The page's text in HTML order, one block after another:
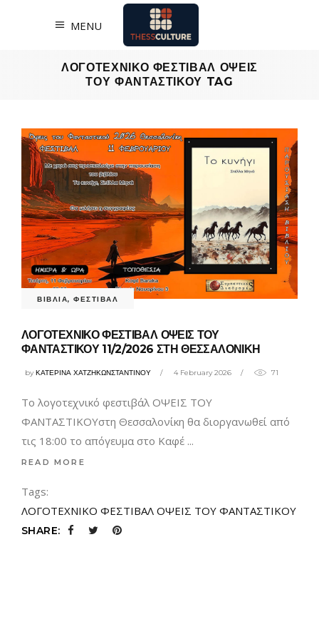
MENU
ΛΟΓΟΤΕΧΝΙΚΟ ΦΕΣΤΙΒΑΛ ΟΨΕΙΣ
ΤΟΥ ΦΑΝΤΑΣΤΙΚΟΥ TAG
ΒΙΒΛΙΑ, ΦΕΣΤΙΒΑΛ
ΛΟΓΟΤΕΧΝΙΚΟ ΦΕΣΤΙΒΑΛ ΟΨΕΙΣ ΤΟΥ
ΦΑΝΤΑΣΤΙΚΟΥ 11/2/2026 ΣΤΗ ΘΕΣΣΑΛΟΝΙΚΗ
byΚΑΤΕΡΙΝΑ ΧΑΤΖΗΚΩΝΣΤΑΝΤΙΝΟΥ 4 February 2026 71
Το λογοτεχνικό φεστιβάλ ΟΨΕΙΣ ΤΟΥ
ΦΑΝΤΑΣΤΙΚΟΥστη Θεσσαλονίκη θα διοργανωθεί από
τις 18:00 το απόγευμα στο Καφέ
READ MORE
Tags:
ΛΟΓΟΤΕΧΝΙΚΟ ΦΕΣΤΙΒΑΛ ΟΨΕΙΣ ΤΟΥ ΦΑΝΤΑΣΤΙΚΟΥ
SHARE: